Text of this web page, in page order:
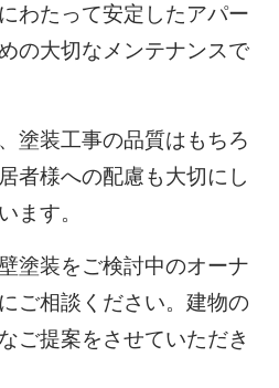
わたって安定したアパー
の大切なメンテナンスで
塗装工事の品質はもちろ
者様への配慮も大切にし
ます。
塗装をご検討中のオーナ
ご相談ください。建物の
ご提案をさせていただき